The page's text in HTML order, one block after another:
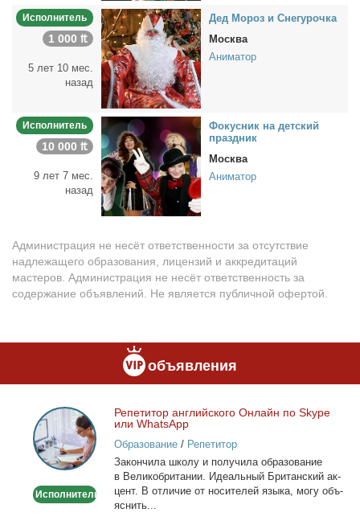
Исполнитель
1 000 ₶
5 лет 10 мес.
назад
Дед Мо­роз и Сне­гу­роч­ка
Москва
Аниматор
Исполнитель
10 000 ₶
9 лет 7 мес.
назад
Фо­кус­ник на дет­ский
празд­ник
Москва
Аниматор
Администрация не несёт ответственности за отсутствие
надлежащего образования, лицензий и аккредитаций
мастеров. Администрация не несёт ответственность за
содержание объявлений. Не является публичной офертой.
объявления
Репетитор
английского
Онлайн
по
или
Исполнитель
Ре­пе­ти­тор ан­глий­ско­го Он­лайн по Skype
или WhatsApp
Образование/ Репетитор
За­кон­чи­ла шко­лу и по­лу­чи­ла об­ра­зо­ва­ние
в Ве­ли­ко­бри­та­нии. Иде­аль­ный Бри­тан­ский ак­
цент. В от­ли­чие от но­си­те­лей язы­ка, мо­гу объ­
яс­нить...